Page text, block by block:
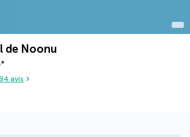
de Noonu
*
avis